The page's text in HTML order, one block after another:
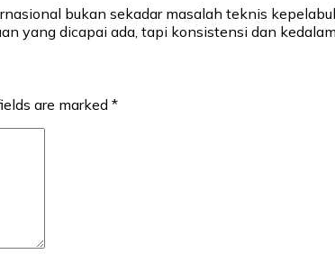
bukan sekadar masalah teknis
yang dicapai ada, tapi konsistensi dan
are marked *